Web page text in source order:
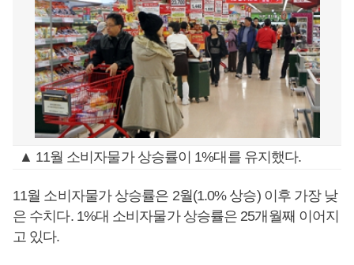
▲ 11월 소비자물가 상승률이 1%대를 유지했다.
11월 소비자물가 상승률은 2월(1.0% 상승) 이후 가장 낮
은 수치다. 1%대 소비자물가 상승률은 25개월째 이어지
고 있다.